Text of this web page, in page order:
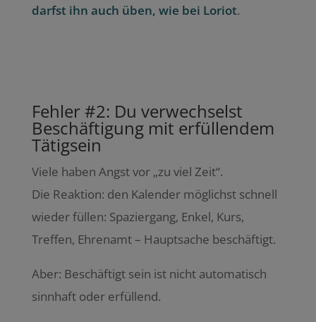
darfst ihn auch üben, wie bei Loriot.
Fehler #2: Du verwechselst
Beschäftigung mit erfüllendem
Tätigsein
Viele haben Angst vor „zu viel Zeit“.
Die Reaktion: den Kalender möglichst schnell
wieder füllen: Spaziergang, Enkel, Kurs,
Treffen, Ehrenamt – Hauptsache beschäftigt.
Aber: Beschäftigt sein ist nicht automatisch
sinnhaft oder erfüllend.